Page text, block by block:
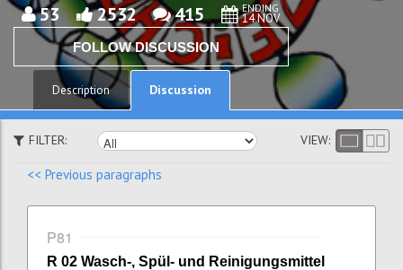
53 2532 415 ENDING
14 NOV
FOLLOW DISCUSSION
Description Discussion
FILTER: VIEW:
<< Previous paragraphs
P81
R 02 Wasch-, Spül- und Reinigungsmittel